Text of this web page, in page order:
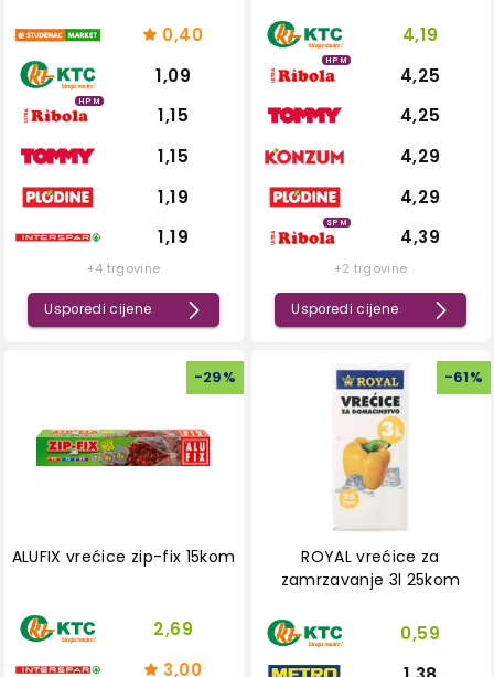
0,40
1,09
HPM
1,15
1,15
1,19
1,19
+4 trgovine
Usporedi cijene
4,19
HPM
4,25
4,25
4,29
4,29
SPM
4,39
+2 trgovine
Usporedi cijene
-29%
ALUFIX vrećice zip-fix 15kom
2,69
3,00
-61%
ROYAL vrećice za
zamrzavanje 3l 25kom
0,59